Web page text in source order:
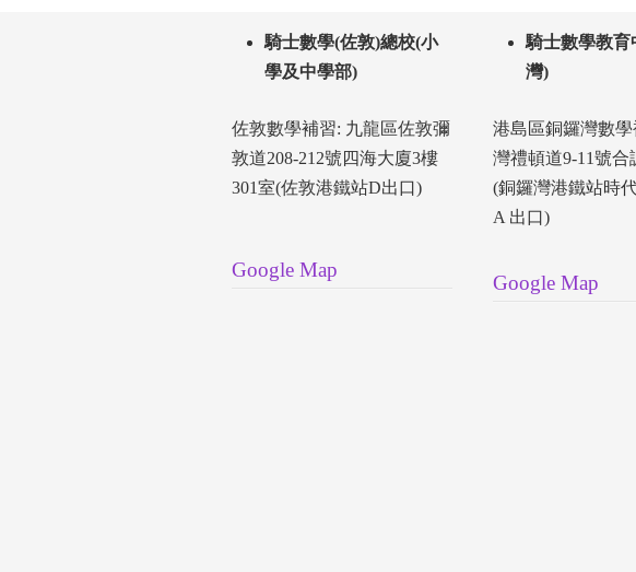
騎士數學(佐敦)總校(小
學及中學部)
佐敦數學補習: 九龍區佐敦彌
敦道208-212號四海大廈3樓
301室(佐敦港鐵站D出口)
Google Map
騎士數學教育
灣)
港島區銅鑼灣數
灣禮頓道9-11號合
(銅鑼灣港鐵站時
A 出口)
Google Map